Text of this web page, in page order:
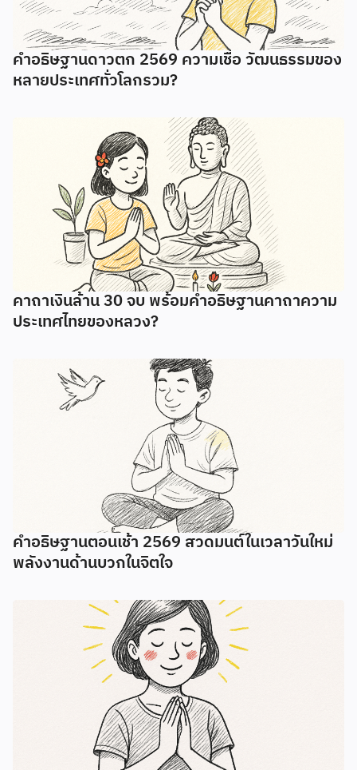
คำอธิษฐานดาวตก 2569 ความเชื่อ วัฒนธรรมของ
หลายประเทศทั่วโลกรวม?
คาถาเงินล้าน 30 จบ พร้อมคำอธิษฐานคาถาความ
ประเทศไทยของหลวง?
คำอธิษฐานตอนเช้า 2569 สวดมนต์ในเวลาวันใหม่
พลังงานด้านบวกในจิตใจ